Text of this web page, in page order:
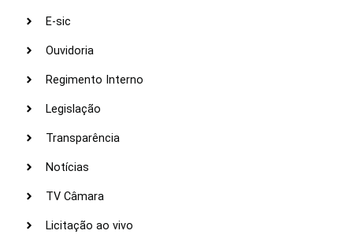
E-sic
Ouvidoria
Regimento Interno
Legislação
Transparência
Notícias
TV Câmara
Licitação ao vivo